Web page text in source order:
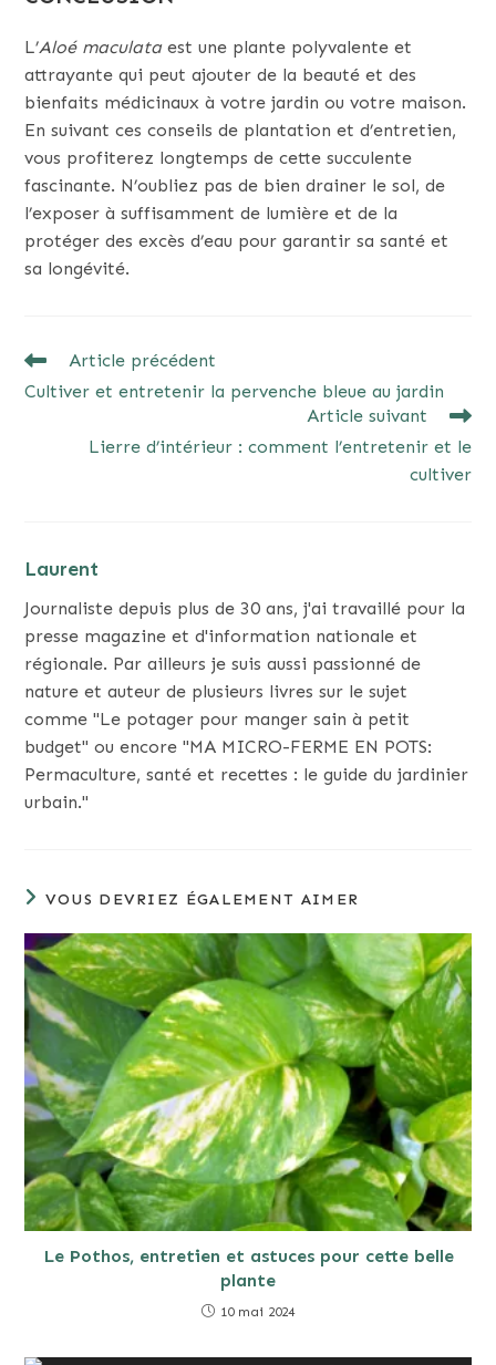
L’Aloé maculataest une plante polyvalente et
attrayante qui peut ajouter de la beauté et des
bienfaits médicinaux à votre jardin ou votre maison.
En suivant ces conseils de plantation et d’entretien,
vous profiterez longtemps de cette succulente
fascinante. N’oubliez pas de bien drainer le sol, de
l’exposer à suffisamment de lumière et de la
protéger des excès d’eau pour garantir sa santé et
sa longévité.
READ
ARTICLES
Article précédent
Cultiver et entretenir la pervenche bleue au jardin
Article suivant
Lierre d’intérieur : comment l’entretenir et le
cultiver
Laurent
Journaliste depuis plus de 30 ans, j'ai travaillé pour la
presse magazine et d'information nationale et
régionale. Par ailleurs je suis aussi passionné de
nature et auteur de plusieurs livres sur le sujet
comme "Le potager pour manger sain à petit
budget" ou encore "MA MICRO-FERME EN POTS:
Permaculture, santé et recettes : le guide du jardinier
urbain."
VOUS DEVRIEZ ÉGALEMENT AIMER
Le Pothos, entretien et astuces pour cette belle
plante
10 mai 2024